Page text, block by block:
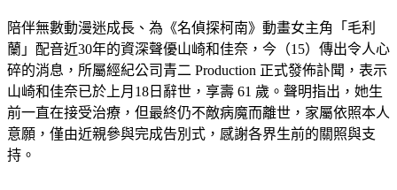
陪伴無數動漫迷成長、為《名偵探柯南》動畫女主角「毛利
蘭」配音近30年的資深聲優山崎和佳奈，今（15）傳出令人心
碎的消息，所屬經紀公司青二 Production 正式發佈訃聞，表示
山崎和佳奈已於上月18日辭世，享壽 61 歲。聲明指出，她生
前一直在接受治療，但最終仍不敵病魔而離世，家屬依照本人
意願，僅由近親參與完成告別式，感謝各界生前的關照與支